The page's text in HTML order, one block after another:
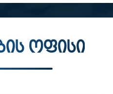
ოფისი